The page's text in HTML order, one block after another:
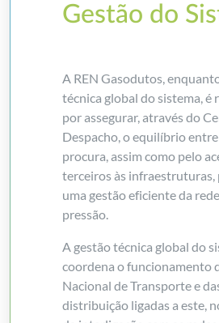
Gestão do
A REN Gasodutos,
técnica global do sistema, é
por assegurar, através do
Despacho, o equilíbrio
procura, assim como pelo
terceiros às
uma gestão eficiente da
pressão.
A gestão técnica global do
coordena o funcionamento
Nacional de Transporte e
distribuição ligadas a este,